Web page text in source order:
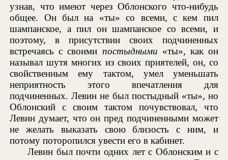
узнав, что имеют через Облонского что-нибудь
общее. Он был на «ты» со всеми, с кем пил
шампанское, а пил он шампанское со всеми, и
поэтому, в присутствии своих подчиненных
встречаясь с своими постыдными «ты», как он
называл шутя многих из своих приятелей, он, со
свойственным ему тактом, умел уменьшать
неприятность этого впечатления для
подчиненных. Левин не был постыдный «ты», но
Облонский с своим тактом почувствовал, что
Левин думает, что он пред подчиненными может
не желать выказать свою близость с ним, и
потому поторопился увести его в кабинет.
Левин был почти одних лет с Облонским и с